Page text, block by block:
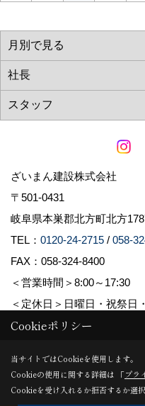
ざいまん建設株式会社
〒501-0431
岐阜県本巣郡北方町北方
TEL： 0120-24-2715 / 058-
FAX：058-324-8400
＜営業時間＞8:00～17:30
＜定休日＞日曜日・祝祭日
Copyright (c) ざいまん建設株式
Produced byゴデスクリエイト
Cookieポリシー
当サイトではCookieを使用します。
Cookieの使用に関する詳細は 「プラ
Cookieを受け入れるか拒否するか選択